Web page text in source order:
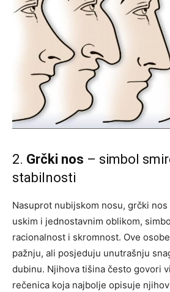
2. Grčki nos – simbol
stabilnosti
Nasuprot nubijskom nosu, grčki
uskim i jednostavnim oblikom,
racionalnost i skromnost. Ove
pažnju, ali posjeduju unutrašnju
dubinu. Njihova tišina često govori
rečenica koja najbolje opisuje